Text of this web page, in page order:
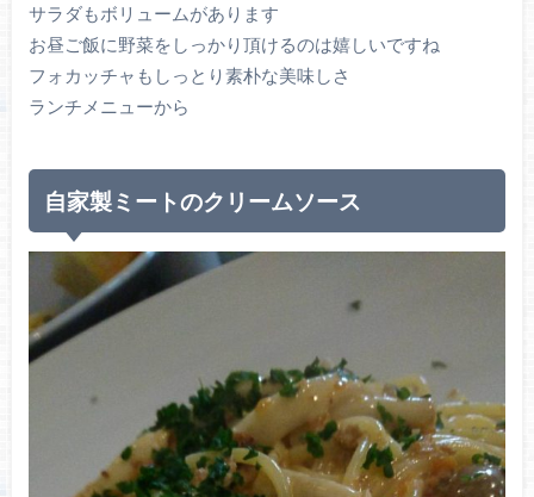
サラダもボリュームがあります
お昼ご飯に野菜をしっかり頂けるのは嬉しいですね
フォカッチャもしっとり素朴な美味しさ
ランチメニューから
自家製ミートのクリームソース